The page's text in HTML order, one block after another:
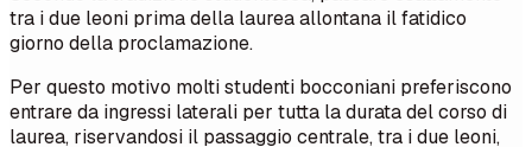
tra i due leoni prima della laurea allontana il fatidico
giorno della proclamazione.
Per questo motivo molti studenti bocconiani preferiscono
entrare da ingressi laterali per tutta la durata del corso di
laurea, riservandosi il passaggio centrale, tra i due leoni,